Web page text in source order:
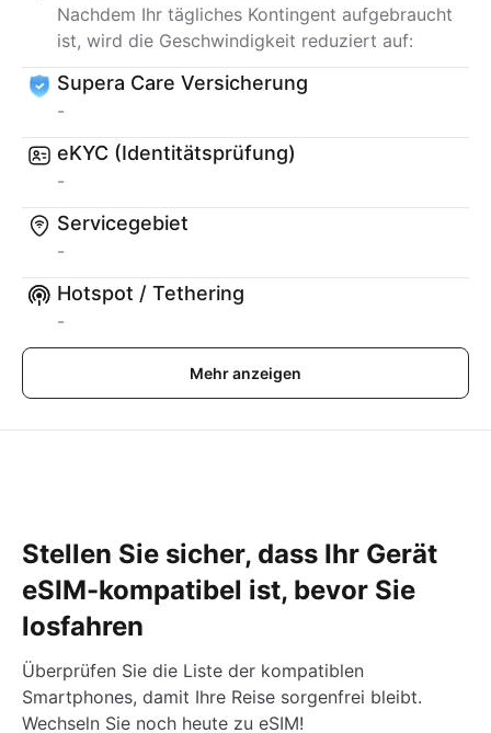
Nachdem Ihr tägliches Kontingent aufgebraucht
ist, wird die Geschwindigkeit reduziert auf:
Supera Care Versicherung
-
eKYC (Identitätsprüfung)
-
Servicegebiet
-
Hotspot / Tethering
-
Mehr anzeigen
Stellen Sie sicher, dass Ihr Gerät
eSIM-kompatibel ist, bevor Sie
losfahren
Überprüfen Sie die Liste der kompatiblen
Smartphones, damit Ihre Reise sorgenfrei bleibt.
Wechseln Sie noch heute zu eSIM!